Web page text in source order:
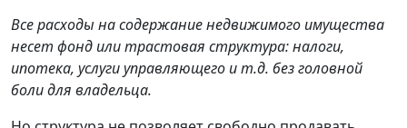
Все расходы на содержание недвижимого имущества
несет фонд или трастовая структура: налоги,
ипотека, услуги управляющего и т.д. без головной
боли для владельца.